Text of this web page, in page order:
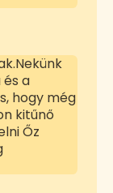
és a
hogy még
kitűnő
Őz